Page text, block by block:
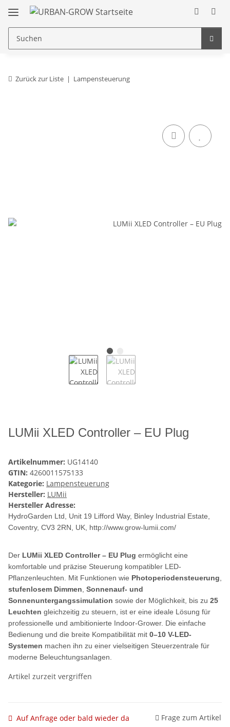
Zurück zur Liste Lampensteuerung
LUMii XLED Controller – EU Plug
Artikelnummer: UG14140
GTIN: 4260011575133
Kategorie: Lampensteuerung
Hersteller: LUMii
Hersteller Adresse:
HydroGarden Ltd, Unit 19 Lifford Way, Binley Industrial Estate,
Coventry, CV3 2RN, UK, http://www.grow-lumii.com/
Der LUMii XLED Controller – EU Plug ermöglicht eine
komfortable und präzise Steuerung kompatibler LED-
Pflanzenleuchten. Mit Funktionen wie Photoperiodensteuerung,
stufenlosem Dimmen, Sonnenauf- und
Sonnenuntergangssimulation sowie der Möglichkeit, bis zu 25
Leuchten gleichzeitig zu steuern, ist er eine ideale Lösung für
professionelle und ambitionierte Indoor-Grower. Die einfache
Bedienung und die breite Kompatibilität mit 0–10 V-LED-
Systemen machen ihn zu einer vielseitigen Steuerzentrale für
moderne Beleuchtungsanlagen.
Artikel zurzeit vergriffen
Auf Anfrage oder bald wieder da Frage zum Artikel